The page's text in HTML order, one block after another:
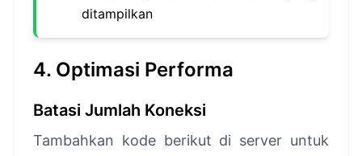
ditampilkan
4. Optimasi Performa
Batasi Jumlah Koneksi
Tambahkan kode berikut di server untuk